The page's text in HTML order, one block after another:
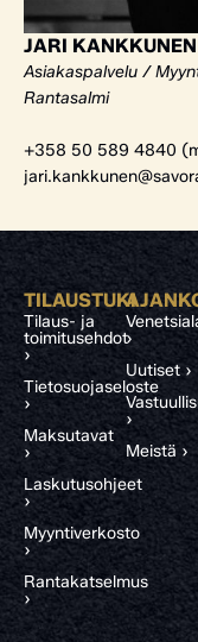
JARI KANKKUNEN
Asiakaspalvelu /
Rantasalmi
+358 50 589 4840
TILAUSTUKI
Tilaus- ja
toimitusehdot
›
Tietosuojaseloste
›
Maksutavat
›
Laskutusohjeet
›
Myyntiverkosto
›
Rantakatselmus
›
›
Uutiset ›
›
Meistä ›